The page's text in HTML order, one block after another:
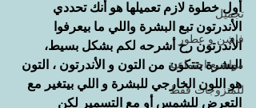
تجميل
فاشن و عطور
مواضيع اجتماعية
للمتزوجات فقط
أول خطوة لازم تعميلها هو أنك تحددي
الأندرتون تبع البشرة واللي ما بيعرفوا
الأندرتون رح أشرحه لكم بشكل بسيط،
البشرة بتتكون من التون و الأندرتون ، التون
هو اللون الخارجي للبشرة و اللي بيتغير مع
التعرض للشمس أو مع التسمير لكن